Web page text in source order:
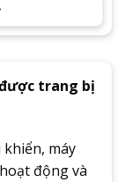
trang bị
máy
động và